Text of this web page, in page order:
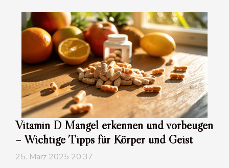
Vitamin D Mangel erkennen und vorbeugen
– Wichtige Tipps für Körper und Geist
25. März 2025 20:37